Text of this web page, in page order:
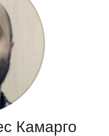
Камарго